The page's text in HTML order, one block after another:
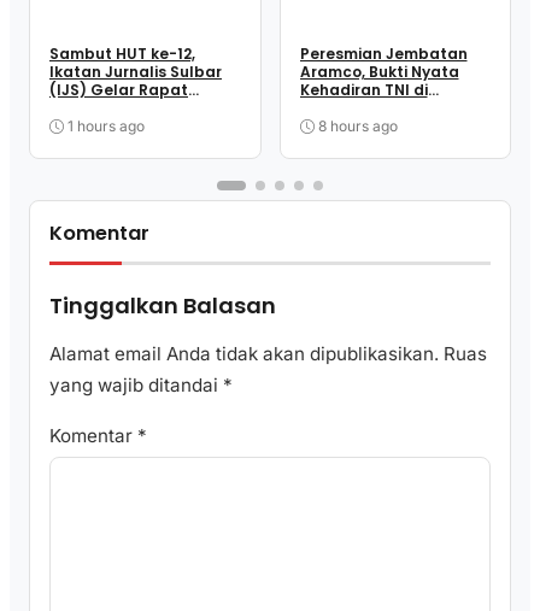
Sambut HUT ke-12,
Ikatan Jurnalis Sulbar
(IJS) Gelar Rapat
Panitia
1 hours ago
Peresmian Jembatan
Aramco, Bukti Nyata
Kehadiran TNI di
Takandeang
8 hours ago
Komentar
Tinggalkan Balasan
Alamat email Anda tidak akan dipublikasikan. Ruas
yang wajib ditandai *
Komentar *